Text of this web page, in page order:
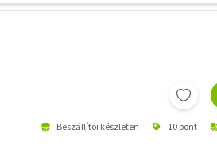
Beszállítói készleten 10 pont